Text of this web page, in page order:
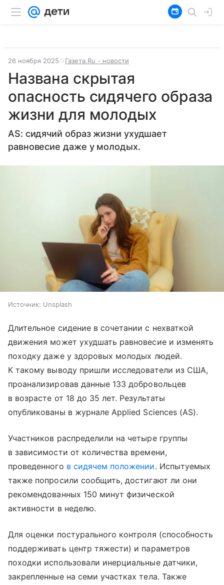
26 ноября 2025 Газета.Ru - новости
Названа скрытая
опасность сидячего образа
жизни для молодых
AS: сидячий образ жизни ухудшает
равновесие даже у молодых.
Источник: Unsplash
Длительное сидение в сочетании с нехваткой
движения может ухудшать равновесие и изменять
походку даже у здоровых молодых людей.
К такому выводу пришли исследователи из США,
проанализировав данные 133 добровольцев
в возрасте от 18 до 35 лет. Результаты
опубликованы в журнале Applied Sciences (AS).
Участников распределили на четыре группы
в зависимости от количества времени,
проведенного в сидячем положении. Испытуемых
также попросили сообщить, достигают ли они
рекомендованных 150 минут физической
активности в неделю.
Для оценки постурального контроля (способность
поддерживать центр тяжести) и параметров
походки использовали инерциальные датчики,
закрепленные на семи участках тела. Также